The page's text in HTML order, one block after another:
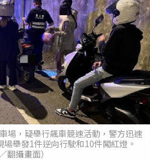
場，疑舉行飆車競速活動，警方迅速
舉發1件逆向行駛和10件闖紅燈。
翻攝畫面）